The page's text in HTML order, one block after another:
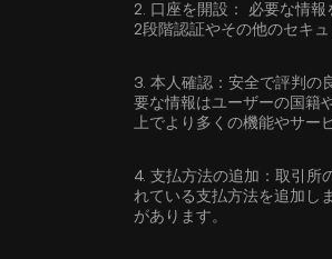
2. 口座を開設： 必要な情報
2段階認証やその他のセキ
3. 本人確認： 安全で評判の
要な情報はユーザーの国籍
上でより多くの機能やサー
4. 支払方法の追加： 取引所
れている支払方法を追加し
があります。